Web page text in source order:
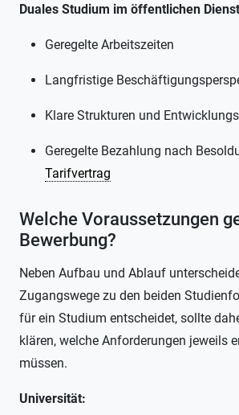
Duales Studium im öffentlichen
Geregelte Arbeitszeiten
Langfristige
Klare Strukturen und
Geregelte Bezahlung nach
Tarifvertrag
Welche Voraussetzungen
Bewerbung?
Neben Aufbau und Ablauf
Zugangswege zu den beiden
für ein Studium entscheidet, sollte
klären, welche Anforderungen jeweils
müssen.
Universität: